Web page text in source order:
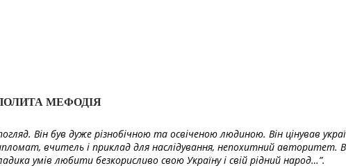
МЕФОДІЯ
Він був дуже різнобічною та освіченою людиною. Він цінував
вчитель і приклад для наслідування, непохитний авторитет.
умів любити безкорисливо свою Україну і свій рідний народ…”.